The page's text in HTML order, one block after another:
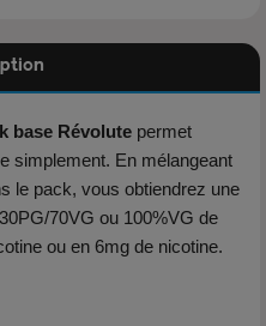
base Révolute permet
simplement. En mélangeant
le pack, vous obtiendrez une
70VG ou 100%VG de
ou en 6mg de nicotine.